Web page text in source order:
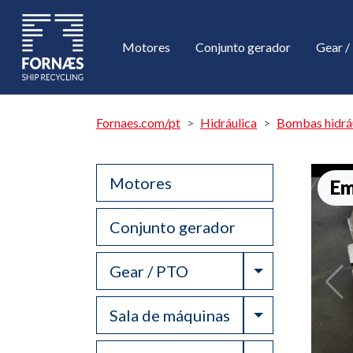
Motores Conjunto gerador Gear /
Fornaes.com/pt Hidráulica Bombas
Motores
Conjunto gerador
Gear / PTO Toggle
Sala de máquinas Toggle